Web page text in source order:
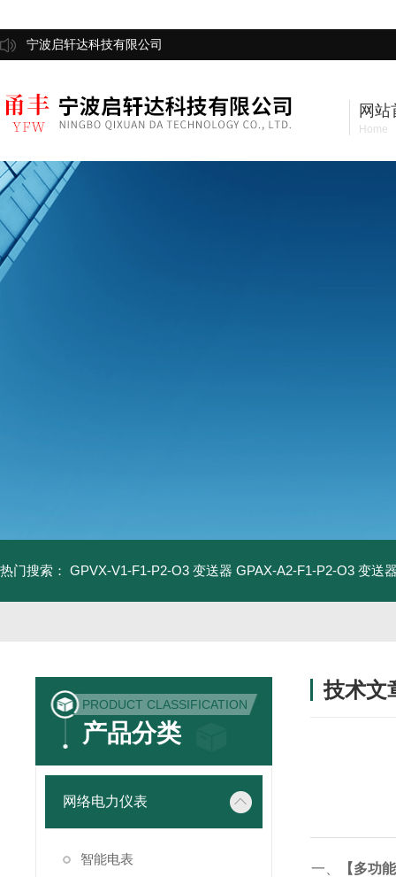
宁波启轩达科技有限公司
网站
Home
热门搜索： GPVX-V1-F1-P2-O3 变送器 GPAX-A2-F1-P2-O3 变送
PRODUCT CLASSIFICATION
产品分类
网络电力仪表
智能电表
技术文
一、 【多功